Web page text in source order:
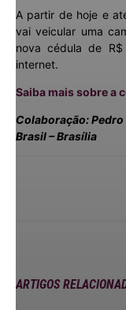
A partir de hoje e
vai veicular uma
nova cédula de
internet.
Saiba mais sobre a
Colaboração:
Brasil – Brasília
ARTIGOS